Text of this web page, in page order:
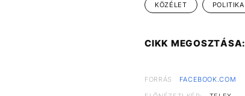
KÖZÉLET POLITIKA
CIKK MEGOSZTÁSA:
FORRÁS
FACEBOOK.COM